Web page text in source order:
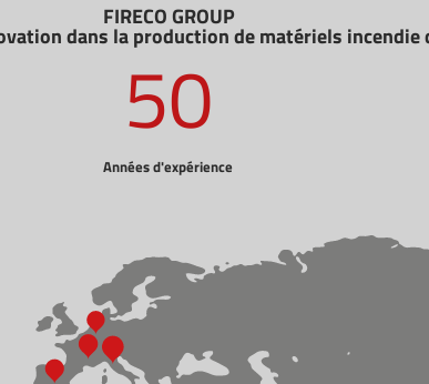
FIRECO GROUP
dans la production de matériels incendie
50
Années d'expérience